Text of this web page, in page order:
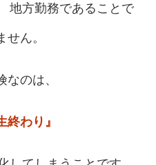
地方勤務であることで
せん。
なのは、
終わり』